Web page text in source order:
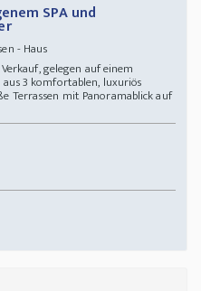
SPA und
- Haus
gelegen auf einem
3 komfortablen, luxuriös
Terrassen mit Panoramablick auf